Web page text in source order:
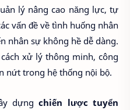
lý nâng cao năng lực, tự
vấn đề về tình huống nhân
nhân sự không hề dễ dàng.
xử lý thông minh, công
nứt trong hệ thống nội bộ.
dựngchiến lược tuyển